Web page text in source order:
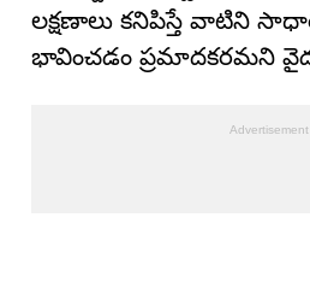
లక్షణాలు కనిపిస్తే వాటిని
భావించడం ప్రమాదకరమని